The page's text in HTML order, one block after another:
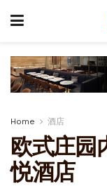
Home 酒店
欧式庄
悦酒店